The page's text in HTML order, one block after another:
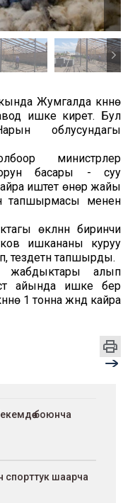
Жумгалда күнүнө
ишке кирет. Бул
облусундагы
министрлер
орун басары - суу
иштетүү өнөр жайы
тапшырмасы менен
өкүлүнүн биринчи
ишкананы куруу
тапшырды.
жабдыктары алып
айында ишке берүү
1 тонна жүндү кайра
боюнча
спорттук шаарча